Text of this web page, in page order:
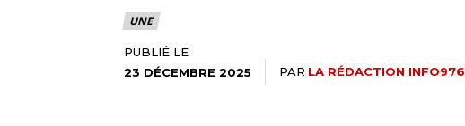
UNE
PUBLIÉ LE
23 DÉCEMBRE 2025
PAR LA RÉDACTION INFO976